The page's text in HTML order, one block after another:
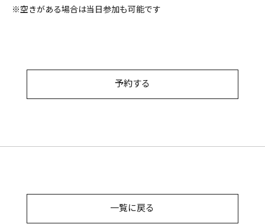
※空きがある場合は当日参加も可能です
予約する
一覧に戻る